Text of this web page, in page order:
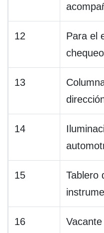
12
Para el
chequeo
13
14
15
Tablero
16 Vacante